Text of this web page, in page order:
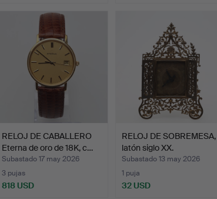
RELOJ DE CABALLERO
Eterna de oro de 18K, c…
Subastado 17 may 2026
3 pujas
818 USD
RELOJ DE SOBREMESA,
latón siglo XX.
Subastado 13 may 2026
1 puja
32 USD